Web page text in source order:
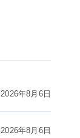
2026年8月6日
2026年8月6日